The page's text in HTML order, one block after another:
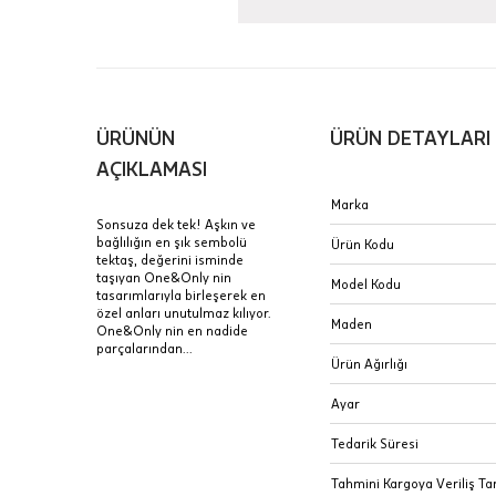
Stoklar çok
uzun süre
Taksit Tablosu
Taksit
Tek Çekim
Ad Soyad
ÜRÜNÜN
AÇIKLAMASI
Sonsuza dek tek! Aşkın ve
bağlılığın en şık sembolü
tektaş, değerini isminde
taşıyan One&Only nin
tasarımlarıyla birleşerek en
özel anları unutulmaz kılıyor.
One&Only nin en nadide
parçalarından...
ÜRÜN DETAYLARI
Marka
Ürün Kodu
Model Kodu
Maden
Ürün Ağırlığı
Ayar
Tedarik Süresi
Tahmini Kargoya Veriliş
JTR |
İptal: